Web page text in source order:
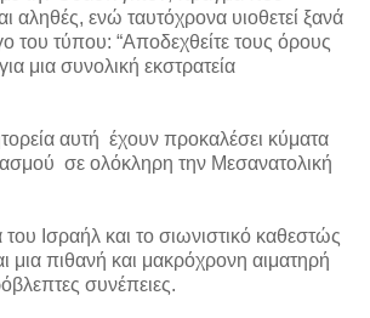
αληθές, ενώ ταυτόχρονα υιοθετεί ξανά
του τύπου: “Αποδεχθείτε τους όρους
μια συνολική εκστρατεία
αυτή έχουν προκαλέσει κύματα
σε ολόκληρη την Μεσανατολική
Ισραήλ και το σιωνιστικό καθεστώς
μια πιθανή και μακρόχρονη αιματηρή
συνέπειες.